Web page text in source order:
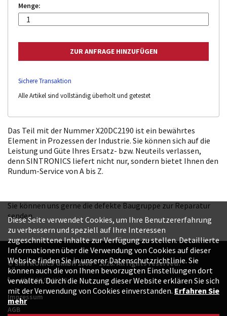
Menge:
Sichere Transaktion
Alle Artikel sind vollständig überholt und getestet
Das Teil mit der Nummer X20DC2190 ist ein bewährtes
Element in Prozessen der Industrie. Sie können sich auf die
Leistung und Güte Ihres Ersatz- bzw. Neuteils verlassen,
denn SINTRONICS liefert nicht nur, sondern bietet Ihnen den
Rundum-Service von A bis Z.
Sie können uns gerne die defekte Baugruppe zur Reparatur
senden.
© SINTRONICS GmbH 2008 – 2026. All rights reserved.
+49 6187 99413-0
Impressum
AGB
Diese Seite verwendet Cookies, um Ihre Benutzererfahrung
zu verbessern und speziell auf Ihre Interessen
zugeschnittene Inhalte zur Verfügung zu stellen. Detaillierte
Informationen über die Verwendung von Cookies auf dieser
Website finden Sie in unserer Datenschutzrichtlinie. Sie
können auch die von Ihnen bevorzugten Einstellungen dort
verwalten. Durch die Nutzung dieser Website erklären Sie sich
mit der Verwendung von Cookies einverstanden. Erfahren Sie
mehr